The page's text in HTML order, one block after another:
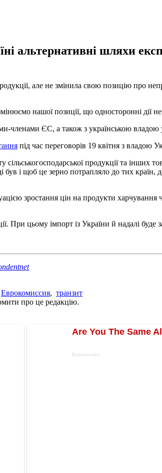
альтернативні шляхи
але не змінила свою позицію про
нашої позиції, що односторонні дії
членами ЄС, а також з українською владою
під час переговорів 19 квітня з владою
продукції та інших
і щоб це зерно потрапляло до тих країн,
зростання цін на продукти харчування
При цьому імпорт із України й надалі буде
Еврокомиссия, транзит
про це редакцію.